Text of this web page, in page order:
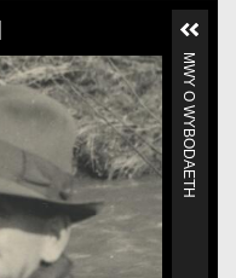
MWY O WYBODAETH